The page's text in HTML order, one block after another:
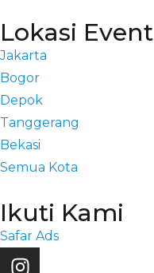
Lokasi Event
Jakarta
Bogor
Depok
Tanggerang
Bekasi
Semua Kota
Ikuti Kami
Safar Ads